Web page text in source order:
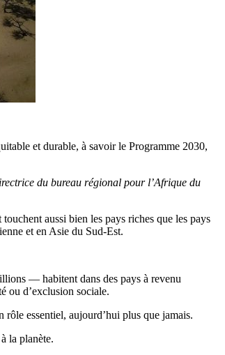
et durable, à savoir le Programme 2030,
du bureau régional pour l’Afrique du
aussi bien les pays riches que les pays
et en Asie du Sud-Est.
— habitent dans des pays à revenu
ou d’exclusion sociale.
essentiel, aujourd’hui plus que jamais.
la planète.